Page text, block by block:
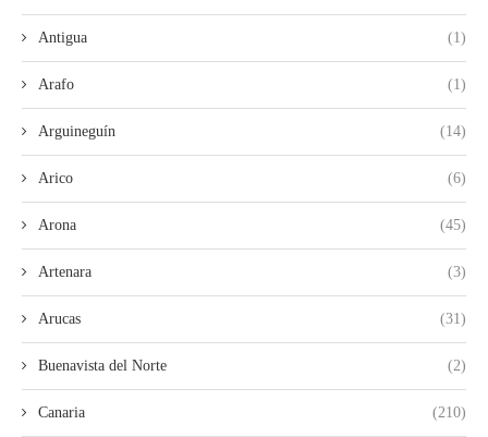
Antigua (1)
Arafo (1)
Arguineguín (14)
Arico (6)
Arona (45)
Artenara (3)
Arucas (31)
Buenavista del Norte (2)
Canaria (210)